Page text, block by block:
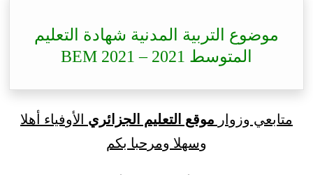
موضوع التربية المدنية شهادة التعليم
المتوسط 2021 – BEM 2021
متابعي وزوار موقع التعليم الجزائري الأوفياء أهلا
وسهلا ومرحبا بكم